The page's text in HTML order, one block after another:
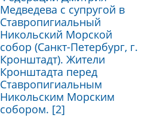
Медведева с супругой в
Ставропигиальный
Никольский Морской
собор (Санкт-Петербург, г.
Кронштадт). Жители
Кронштадта перед
Ставропигиальным
Никольским Морским
собором. [2]